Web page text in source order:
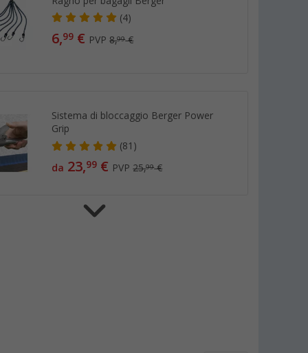
(4)
6,99 € PVP8,99€
Sistema di bloccaggio Berger Power
Grip
(81)
da 23,99 € PVP25,99€